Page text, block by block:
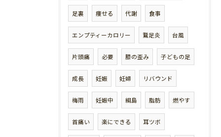
足裏 痩せる 代謝 食事
エンプティーカロリー 鵞足炎 台風
片頭痛 必要 膝の歪み 子どもの足
成長 妊娠 妊婦 リバウンド
梅雨 妊娠中 綱島 脂肪 燃やす
首痛い 楽にできる 耳ツボ